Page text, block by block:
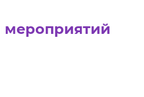
мероприятий